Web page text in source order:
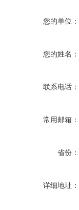
您的单位：
您的姓名：
联系电话：
常用邮箱：
省份：
详细地址：